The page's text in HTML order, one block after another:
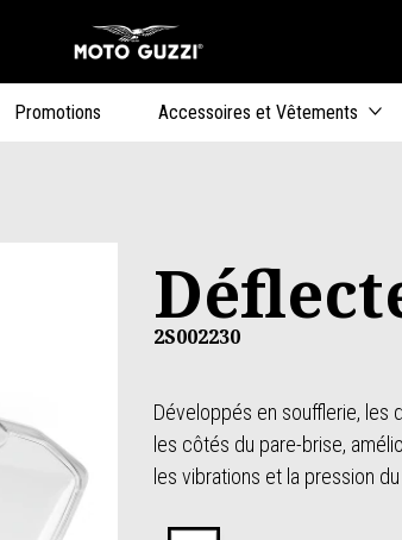
Promotions Accessoires et Vêtements
2S002230
Développés en soufflerie, les
les côtés du pare-brise,
les vibrations et la pression